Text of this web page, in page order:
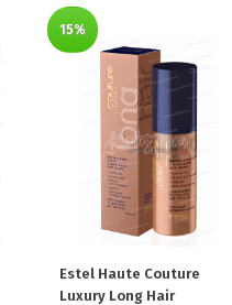
15%
Estel Haute Couture
Luxury Long Hair